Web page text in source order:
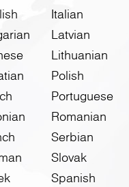
Italian
Latvian
Lithuanian
Polish
Portuguese
Romanian
Serbian
Slovak
Spanish